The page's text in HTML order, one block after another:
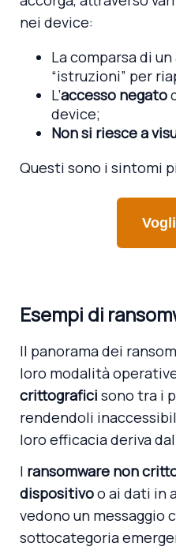
nei device:
La comparsa di un
“istruzioni” per
L’accesso negato
device;
Non si riesce a
Questi sono i sintomi
Esempi di
Il panorama dei
loro modalità
crittografici sono tra i
rendendoli
loro efficacia deriva
I ransomware non
dispositivoo ai dati in
vedono un messaggio
sottocategoria